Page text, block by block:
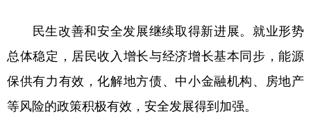
民生改善和安全发展继续取得新进展。就业形势
总体稳定，居民收入增长与经济增长基本同步，能源
保供有力有效，化解地方债、中小金融机构、房地产
等风险的政策积极有效，安全发展得到加强。